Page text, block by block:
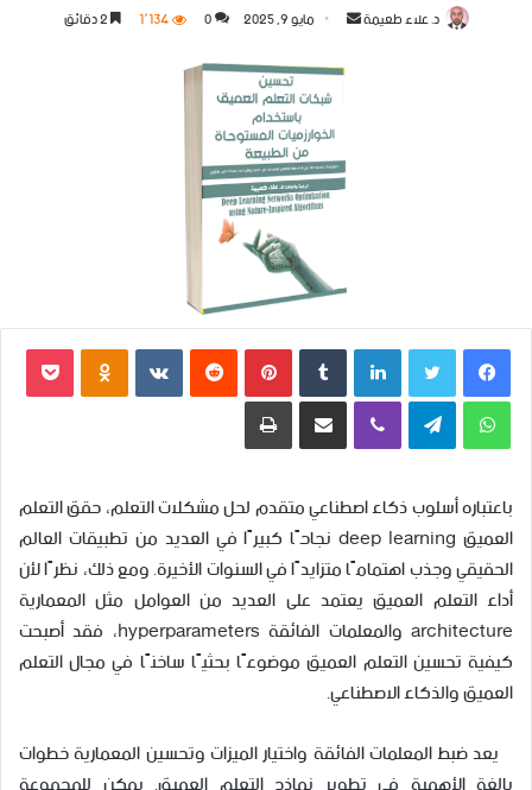
د. علاء طعيمة
أرسل
إلكترونيا
مايو 9, 2025 0 1٬134
فيسبوك لينكدإن بينتيريست ‏VKontakte
واتساب
تيلقرام طباعة
باعتباره أسلوب ذكاء اصطناعي متقدم لحل مشكلات التعلم، حقق التعلم
العميق deep learning نجاحًا كبيرًا في العديد من تطبيقات العالم
الحقيقي وجذب اهتمامًا متزايدًا في السنوات الأخيرة. ومع ذلك، نظرًا لأن
أداء التعلم العميق يعتمد على العديد من العوامل مثل المعمارية
architecture والمعلمات الفائقة hyperparameters، فقد أصبحت
كيفية تحسين التعلم العميق موضوعًا بحثيًا ساخنًا في مجال التعلم
العميق والذكاء الاصطناعي.
يعد ضبط المعلمات الفائقة واختيار الميزات وتحسين المعمارية خطوات